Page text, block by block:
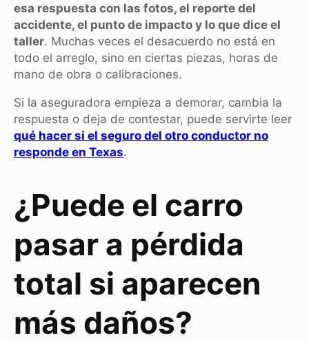
esa respuesta con las fotos, el reporte del
accidente, el punto de impacto y lo que dice el
taller. Muchas veces el desacuerdo no está en
todo el arreglo, sino en ciertas piezas, horas de
mano de obra o calibraciones.
Si la aseguradora empieza a demorar, cambia la
respuesta o deja de contestar, puede servirte leer
qué hacer si el seguro del otro conductor no
responde en Texas.
¿Puede el carro
pasar a pérdida
total si aparecen
más daños?